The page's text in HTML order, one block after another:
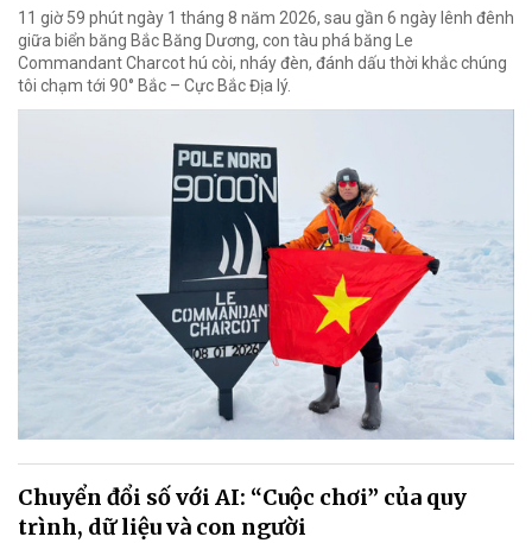
11 giờ 59 phút ngày 1 tháng 8 năm 2026, sau gần 6 ngày lênh đênh
giữa biển băng Bắc Băng Dương, con tàu phá băng Le
Commandant Charcot hú còi, nháy đèn, đánh dấu thời khắc chúng
tôi chạm tới 90° Bắc – Cực Bắc Địa lý.
Chuyển đổi số với AI: “Cuộc chơi” của quy
trình, dữ liệu và con người